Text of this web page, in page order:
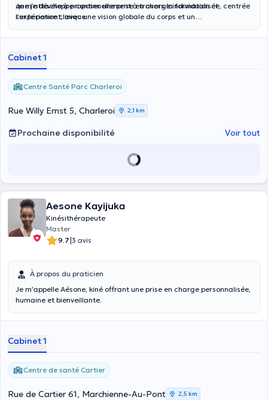
que je développe continuellement à travers la formation et
l’expérience clinique.
Je m’attache à proposer une prise en charge individualisée, centrée
sur le patient, avec une vision globale du corps et un
Cabinet 1
Centre Santé Parc Charleroi
Rue Willy Ernst 5, Charleroi 2,1 km
Prochaine disponibilité Voir tout
Aesone Kayijuka
Kinésithérapeute
Master
9.7|3 avis
À propos du praticien
Je m’appelle Aésone, kiné offrant une prise en charge personnalisée,
humaine et bienveillante.
Cabinet 1
Centre de santé Cartier
Rue de Cartier 61, Marchienne-Au-Pont 2,5 km